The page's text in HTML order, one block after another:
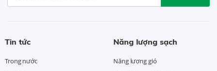
Tin tức
Trong nước
Năng lượng sạch
Năng lượng gió